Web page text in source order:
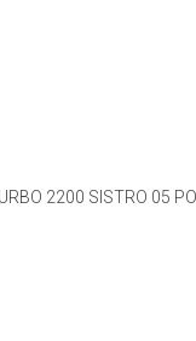
2200 SISTRO 05